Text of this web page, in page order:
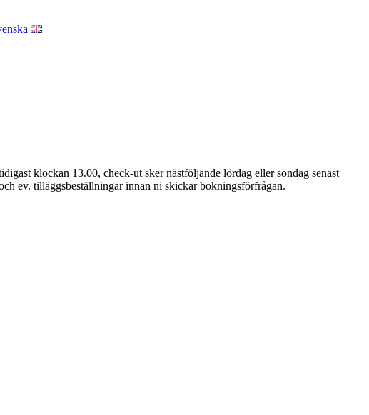
klockan 13.00, check-ut sker nästföljande lördag eller söndag senast
ev. tilläggsbeställningar innan ni skickar bokningsförfrågan.